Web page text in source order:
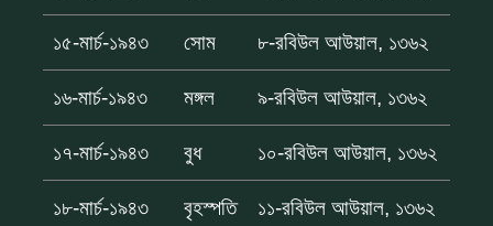
১৫-মার্চ-১৯৪৩ সোম ৮-রবিউল আউয়াল, ১৩৬২
১৬-মার্চ-১৯৪৩ মঙ্গল ৯-রবিউল আউয়াল, ১৩৬২
১৭-মার্চ-১৯৪৩ বুধ ১০-রবিউল আউয়াল, ১৩৬২
১৮-মার্চ-১৯৪৩ বৃহস্পতি ১১-রবিউল আউয়াল, ১৩৬২